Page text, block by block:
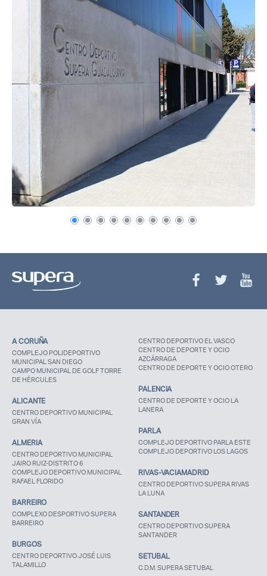
Acceso socios
Recuerda mis claves
¿Ya eres socio pero no
estas registrado?
¿Olvidaste tu
contraseña?
A CORUÑA
COMPLEJO POLIDEPORTIVO
MUNICIPAL SAN DIEGO
CAMPO MUNICIPAL DE GOLF TORRE
DE HÉRCULES
ALICANTE
CENTRO DEPORTIVO MUNICIPAL
GRAN VÍA
ALMERIA
CENTRO DEPORTIVO MUNICIPAL
JAIRO RUIZ-DISTRITO 6
COMPLEJO DEPORTIVO MUNICIPAL
RAFAEL FLORIDO
BARREIRO
COMPLEXO DESPORTIVO SUPERA
BARREIRO
BURGOS
CENTRO DEPORTIVO JOSÉ LUIS
TALAMILLO
CENTRO DEPORTIVO EL VASCO
CENTRO DE DEPORTE Y OCIO
AZCÁRRAGA
CENTRO DE DEPORTE Y OCIO OTERO
PALENCIA
CENTRO DE DEPORTE Y OCIO LA
LANERA
PARLA
COMPLEJO DEPORTIVO PARLA ESTE
COMPLEJO DEPORTIVO LOS LAGOS
RIVAS-VACIAMADRID
CENTRO DEPORTIVO SUPERA RIVAS
LA LUNA
SANTANDER
CENTRO DEPORTIVO SUPERA
SANTANDER
SETUBAL
C.D.M. SUPERA SETUBAL